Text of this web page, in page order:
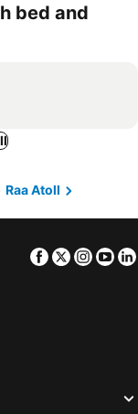
bed and
Raa Atoll
Facebook
Twitter